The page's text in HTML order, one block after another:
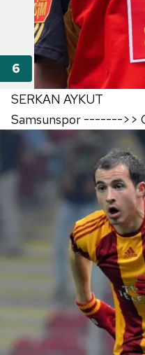
SERKAN AYKUT
Samsunspor ------->>